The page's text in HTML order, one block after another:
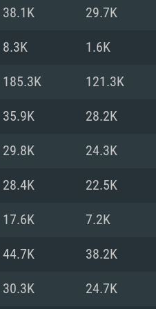
supportant
GeForce 1060
Connexion
supportés)
GB
Radeon
Metal
Connexion
NVIDIA
de 6 mois) /
570) avec les
38.1K 29.7K
8.3K 1.6K
185.3K 121.3K
35.9K 28.2K
29.8K 24.3K
28.4K 22.5K
17.6K 7.2K
44.7K 38.2K
30.3K 24.7K